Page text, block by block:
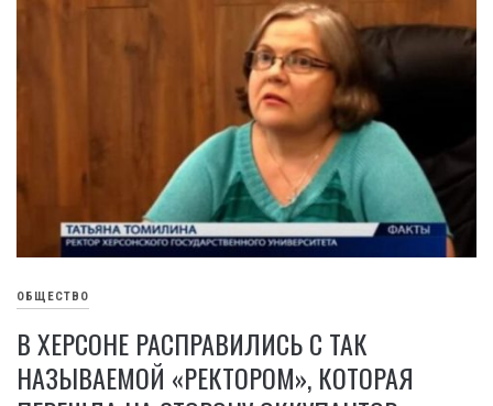
ОБЩЕСТВО
В ХЕРСОНЕ РАСПРАВИЛИСЬ С ТАК
НАЗЫВАЕМОЙ «РЕКТОРОМ», КОТОРАЯ